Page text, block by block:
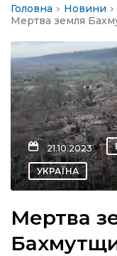
евакуації
новини
Головна
Новини
Мертва земля
21.10.2023
УКРАЇНА
Мертва